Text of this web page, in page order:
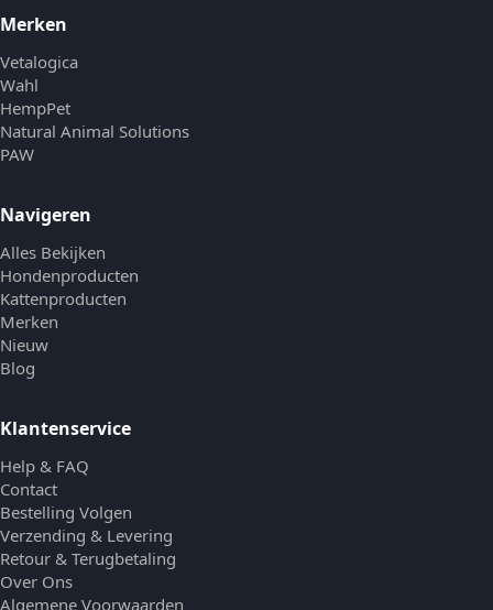
Merken
Vetalogica
Wahl
HempPet
Natural Animal Solutions
PAW
Navigeren
Alles Bekijken
Hondenproducten
Kattenproducten
Merken
Nieuw
Blog
Klantenservice
Help & FAQ
Contact
Bestelling Volgen
Verzending & Levering
Retour & Terugbetaling
Over Ons
Algemene Voorwaarden